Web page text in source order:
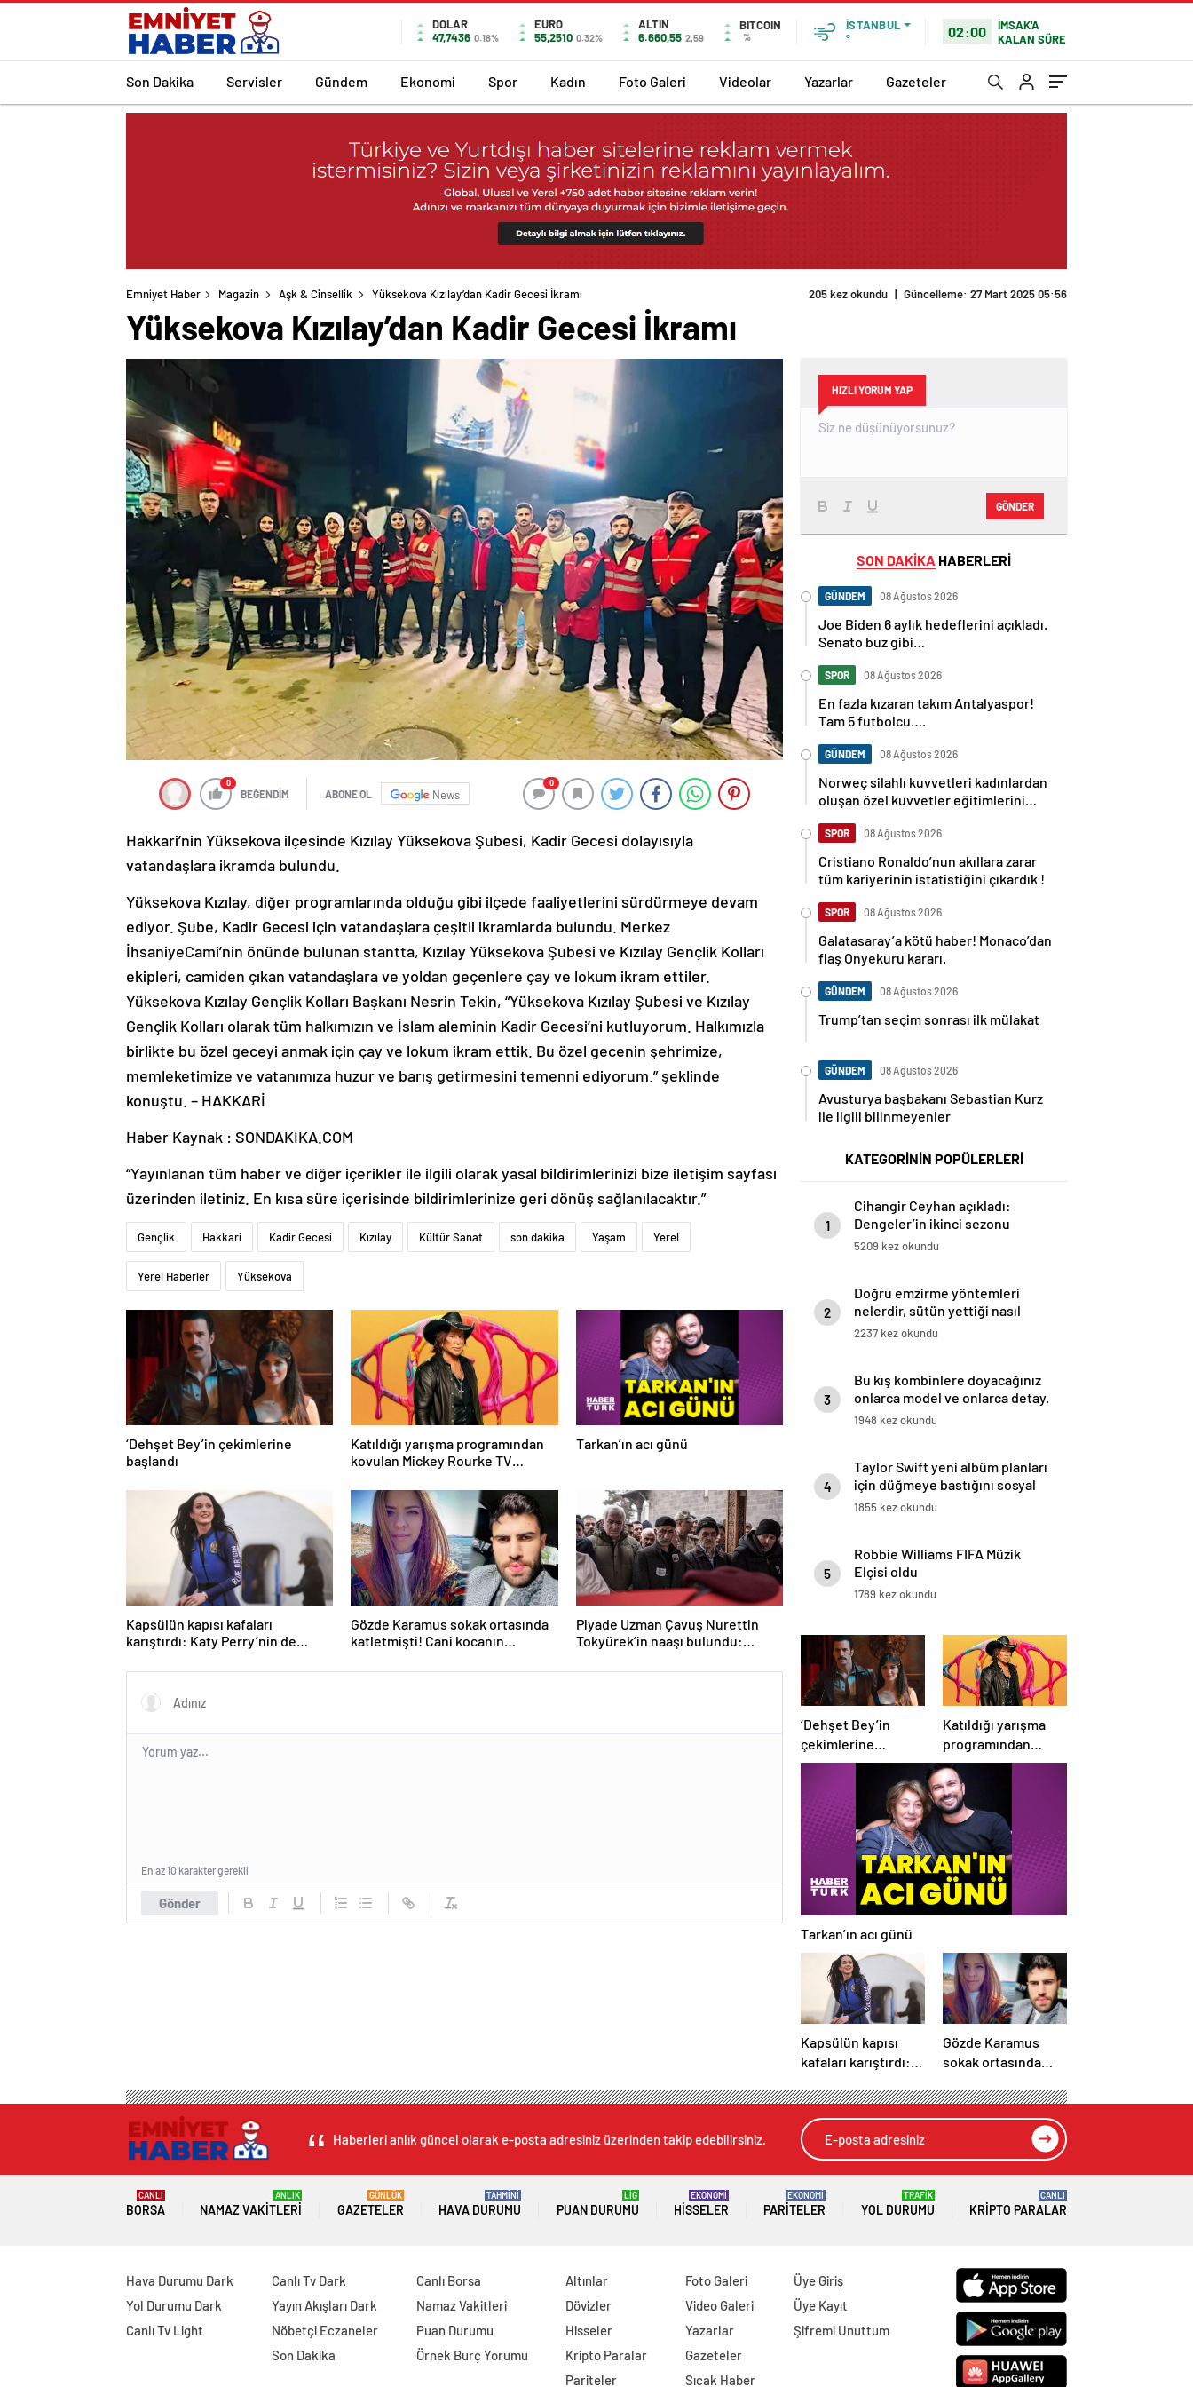
DOLAR
47,7436 0.18%
EURO
55,2510 0.32%
ALTIN
6.660,55 2,59
BITCOIN
%
İSTANBUL
°
02:00
İMSAK'A
KALAN SÜRE
Son Dakika Servisler Gündem Ekonomi Spor Kadın Foto Galeri Videolar Yazarlar Gazeteler
Emniyet Haber Magazin Aşk & Cinsellik Yüksekova Kızılay’dan Kadir Gecesi İkramı 205 kez okundu | Güncelleme: 27 Mart 2025 05:56
Yüksekova Kızılay’dan Kadir Gecesi İkramı
0
BEĞENDİM ABONE OL News
0
Hakkari’nin Yüksekova ilçesinde Kızılay Yüksekova Şubesi, Kadir Gecesi dolayısıyla
vatandaşlara ikramda bulundu.
Yüksekova Kızılay, diğer programlarında olduğu gibi ilçede faaliyetlerini sürdürmeye devam
ediyor. Şube, Kadir Gecesi için vatandaşlara çeşitli ikramlarda bulundu. Merkez
İhsaniyeCami’nin önünde bulunan stantta, Kızılay Yüksekova Şubesi ve Kızılay Gençlik Kolları
ekipleri, camiden çıkan vatandaşlara ve yoldan geçenlere çay ve lokum ikram ettiler.
Yüksekova Kızılay Gençlik Kolları Başkanı Nesrin Tekin, “Yüksekova Kızılay Şubesi ve Kızılay
Gençlik Kolları olarak tüm halkımızın ve İslam aleminin Kadir Gecesi’ni kutluyorum. Halkımızla
birlikte bu özel geceyi anmak için çay ve lokum ikram ettik. Bu özel gecenin şehrimize,
memleketimize ve vatanımıza huzur ve barış getirmesini temenni ediyorum.” şeklinde
konuştu. – HAKKARİ
Haber Kaynak : SONDAKIKA.COM
“Yayınlanan tüm haber ve diğer içerikler ile ilgili olarak yasal bildirimlerinizi bize iletişim sayfası
üzerinden iletiniz. En kısa süre içerisinde bildirimlerinize geri dönüş sağlanılacaktır.”
Gençlik Hakkari Kadir Gecesi Kızılay Kültür Sanat son dakika Yaşam Yerel
Yerel Haberler Yüksekova
‘Dehşet Bey’in çekimlerine
başlandı
Katıldığı yarışma programından
kovulan Mickey Rourke TV
Tarkan’ın acı günü
Kapsülün kapısı kafaları
karıştırdı: Katy Perry’nin de
miydi?
Gözde Karamus sokak ortasında
katletmişti! Cani kocanın
adamla…
Piyade Uzman Çavuş Nurettin
Tokyürek’in naaşı bulundu:
Gönder
En az 10 karakter gerekli
HIZLI YORUM YAP
GÖNDER
SON DAKİKA HABERLERİ
GÜNDEM 08 Ağustos 2026
Joe Biden 6 aylık hedeflerini açıkladı.
Senato buz gibi…
SPOR 08 Ağustos 2026
En fazla kızaran takım Antalyaspor!
Tam 5 futbolcu….
GÜNDEM 08 Ağustos 2026
Norweç silahlı kuvvetleri kadınlardan
oluşan özel kuvvetler eğitimlerini
SPOR 08 Ağustos 2026
Cristiano Ronaldo’nun akıllara zarar
tüm kariyerinin istatistiğini çıkardık !
SPOR 08 Ağustos 2026
Galatasaray’a kötü haber! Monaco’dan
flaş Onyekuru kararı.
GÜNDEM 08 Ağustos 2026
Trump’tan seçim sonrası ilk mülakat
GÜNDEM 08 Ağustos 2026
Avusturya başbakanı Sebastian Kurz
ile ilgili bilinmeyenler
KATEGORİNİN POPÜLERLERİ
1
Cihangir Ceyhan açıkladı:
Dengeler’in ikinci sezonu
gelecek mi? “Herhalde
5209 kez okundu
2
Doğru emzirme yöntemleri
nelerdir, sütün yettiği nasıl
anlaşılır?
2237 kez okundu
3
Bu kış kombinlere doyacağınız
onlarca model ve onlarca detay.
1948 kez okundu
4
Taylor Swift yeni albüm planları
için düğmeye bastığını sosyal
medyadan duyurdu!
1855 kez okundu
5
Robbie Williams FIFA Müzik
Elçisi oldu
1789 kez okundu
‘Dehşet Bey’in
çekimlerine
başlandı
Katıldığı yarışma
programından
kovulan Mickey
Rourke TV kanalına
dava açacak
Tarkan’ın acı günü
Kapsülün kapısı
kafaları karıştırdı:
katıldığı uzay
yolculuğu sahte
miydi?
Gözde Karamus
sokak ortasında
kocanın
yeğeninden şok
sözler: Başka bir
adamla…
Haberleri anlık güncel olarak e-posta adresiniz üzerinden takip edebilirsiniz.
BORSA
CANLI
NAMAZ VAKITLERI
ANLIK
GAZETELER
GÜNLÜK
HAVA DURUMU
TAHMİNİ
PUAN DURUMU
LİG
HISSELER
EKONOMİ
PARITELER
EKONOMİ
YOL DURUMU
TRAFİK
KRIPTO PARALAR
CANLI
Hava Durumu Dark
Yol Durumu Dark
Canlı Tv Light
Canlı Tv Dark
Yayın Akışları Dark
Nöbetçi Eczaneler
Son Dakika
Canlı Borsa
Namaz Vakitleri
Puan Durumu
Örnek Burç Yorumu
Altınlar
Dövizler
Hisseler
Kripto Paralar
Pariteler
Foto Galeri
Video Galeri
Yazarlar
Gazeteler
Sıcak Haber
Üye Giriş
Üye Kayıt
Şifremi Unuttum